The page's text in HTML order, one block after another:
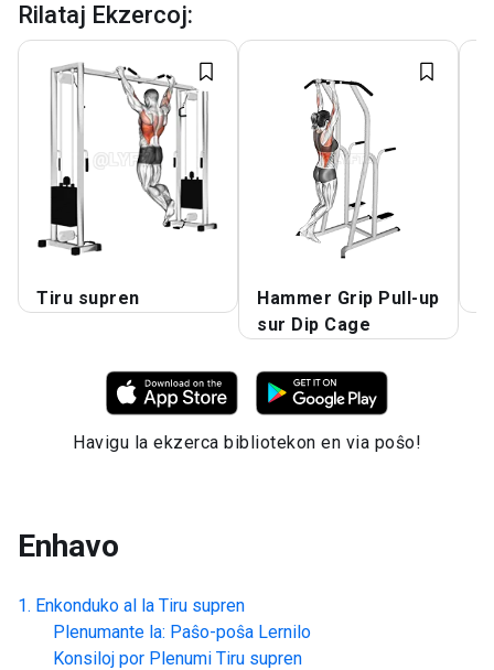
Rilataj Ekzercoj:
Tiru supren
Hammer Grip Pull-up
sur Dip Cage
Havigu la ekzerca bibliotekon en via poŝo!
Enhavo
Enkonduko al la Tiru supren
Plenumante la: Paŝo-poŝa Lernilo
Konsiloj por Plenumi Tiru supren